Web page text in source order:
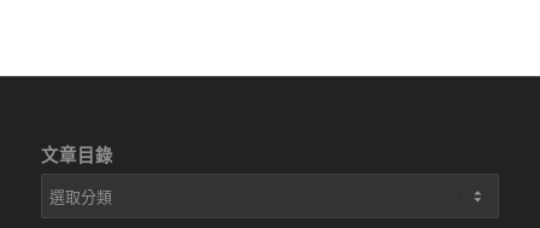
文章目錄
文
章